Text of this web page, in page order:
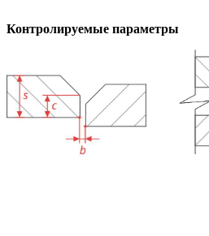
Контролируемые параметры